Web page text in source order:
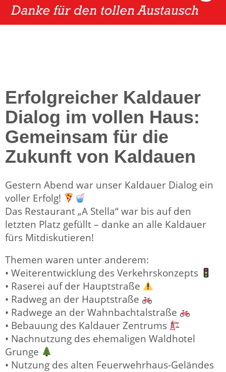
Erfolgreicher Kaldauer
Dialog im vollen Haus:
Gemeinsam für die
Zukunft von Kaldauen
Gestern Abend war unser Kaldauer Dialog ein
voller Erfolg!
Das Restaurant „A Stella“ war bis auf den
letzten Platz gefüllt – danke an alle Kaldauer
fürs Mitdiskutieren!
Themen waren unter anderem:
• Weiterentwicklung des Verkehrskonzepts
• Raserei auf der Hauptstraße
• Radweg an der Hauptstraße
• Radwege an der Wahnbachtalstraße
• Bebauung des Kaldauer Zentrums
• Nachnutzung des ehemaligen Waldhotel
Grunge
• Nutzung des alten Feuerwehrhaus-Geländes